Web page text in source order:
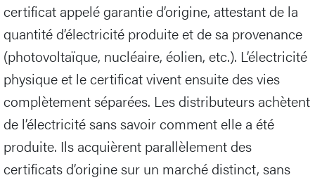
certificat appelé garantie d’origine, attestant de la
quantité d’électricité produite et de sa provenance
(photovoltaïque, nucléaire, éolien, etc.). L’électricité
physique et le certificat vivent ensuite des vies
complètement séparées. Les distributeurs achètent
de l’électricité sans savoir comment elle a été
produite. Ils acquièrent parallèlement des
certificats d’origine sur un marché distinct, sans